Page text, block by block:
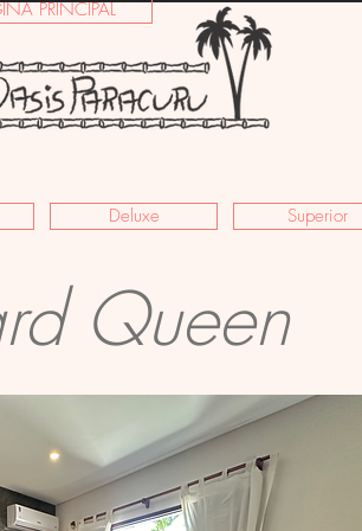
PRINCIPAL
Deluxe Superior
Queen